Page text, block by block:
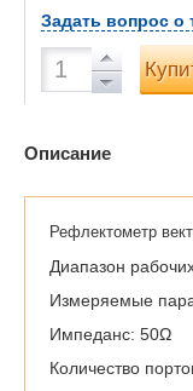
Задать вопрос о
Описание
Рефлектометр
Диапазон
Измеряемые
Импеданс: 50Ω
Количество